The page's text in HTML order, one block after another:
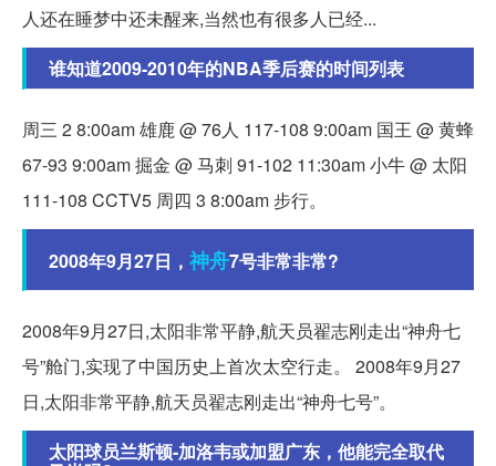
人还在睡梦中还未醒来,当然也有很多人已经...
谁知道2009-2010年的NBA季后赛的时间列表
周三 2 8:00am 雄鹿 @ 76人 117-108 9:00am 国王 @ 黄蜂
67-93 9:00am 掘金 @ 马刺 91-102 11:30am 小牛 @ 太阳
111-108 CCTV5 周四 3 8:00am 步行。
2008年9月27日， 神舟7号非常非常?
2008年9月27日,太阳非常平静,航天员翟志刚走出“神舟七
号”舱门,实现了中国历史上首次太空行走。 2008年9月27
日,太阳非常平静,航天员翟志刚走出“神舟七号”。
太阳球员兰斯顿-加洛韦或加盟广东，他能完全取代